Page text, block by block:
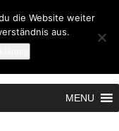
MENU
die Website weiter
aus.